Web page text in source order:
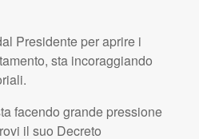
Presidente per aprire i
sta incoraggiando
facendo grande pressione
il suo Decreto